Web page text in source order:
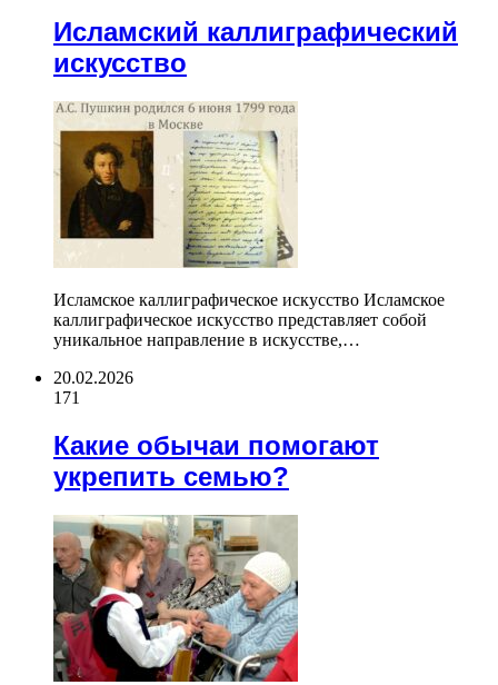
Исламский каллиграфический
искусство
Исламское каллиграфическое искусство Исламское
каллиграфическое искусство представляет собой
уникальное направление в искусстве,…
20.02.2026
171
Какие обычаи помогают
укрепить семью?